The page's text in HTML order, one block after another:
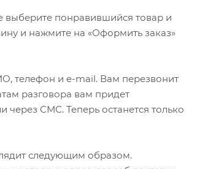
выберите понравившийся товар и
и нажмите на «Оформить заказ»
телефон и e-mail. Вам перезвонит
разговора вам придет
СМС. Теперь останется только
следующим образом.